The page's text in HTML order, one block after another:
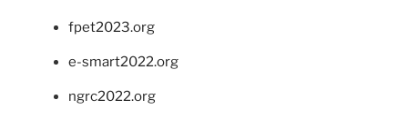
fpet2023.org
e-smart2022.org
ngrc2022.org